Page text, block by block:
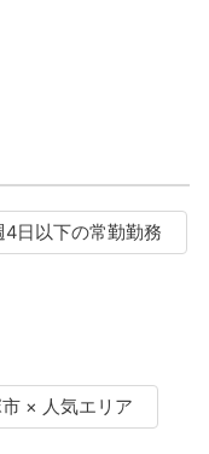
日以下の常勤勤務
× 人気エリア